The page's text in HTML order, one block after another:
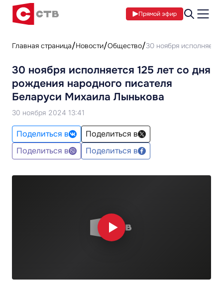
Прямой эфир
Главная страница Новости Общество 30 ноября
30 ноября исполняется 125 лет со дня
рождения народного писателя
Беларуси Михаила Лынькова
30 ноября 2024 13:41
Поделиться в
Поделиться в
Поделиться в
Поделиться в